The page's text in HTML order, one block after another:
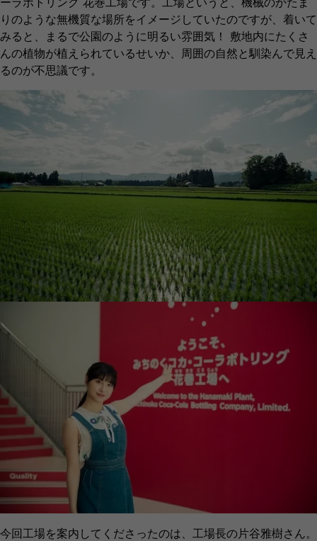
りのような無機質な場所をイメージしていたのですが、着いて
みると、まるで公園のように明るい雰囲気！ 敷地内にたくさ
んの植物が植えられているせいか、周囲の自然と馴染んで見え
るのが不思議です。
今回工場を案内してくださったのは、工場長の片谷雅樹さん。